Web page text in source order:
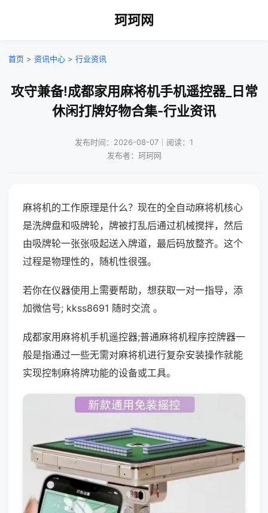
珂珂网
首页 > 资讯中心 > 行业资讯
攻守兼备!成都家用麻将机手机遥控器_日常
休闲打牌好物合集-行业资讯
发布时间：2026-08-07｜阅读：1
发布者：珂珂网
麻将机的工作原理是什么？现在的全自动麻将机核心
是洗牌盘和吸牌轮，牌被打乱后通过机械搅拌，然后
由吸牌轮一张张吸起送入牌道，最后码放整齐。这个
过程是物理性的，随机性很强。
若你在仪器使用上需要帮助，想获取一对一指导，添
加微信号; kkss8691 随时交流 。
成都家用麻将机手机遥控器;普通麻将机程序控牌器一
般是指通过一些无需对麻将机进行复杂安装操作就能
实现控制麻将牌功能的设备或工具。